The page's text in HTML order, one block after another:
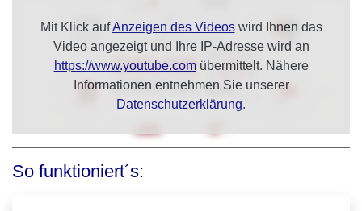
Mit Klick aufAnzeigen des Videoswird Ihnen das
Video angezeigt und Ihre IP-Adresse wird an
https://www.youtube.comübermittelt. Nähere
Informationen entnehmen Sie unserer
Datenschutzerklärung.
So funktioniert´s: